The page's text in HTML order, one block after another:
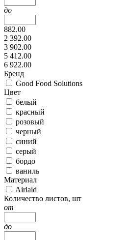
до
882.00
2 392.00
3 902.00
5 412.00
6 922.00
Бренд
Good Food Solutions
Цвет
белый
красный
розовый
черный
синий
серый
бордо
ваниль
Материал
Airlaid
Количество листов, шт
от
до